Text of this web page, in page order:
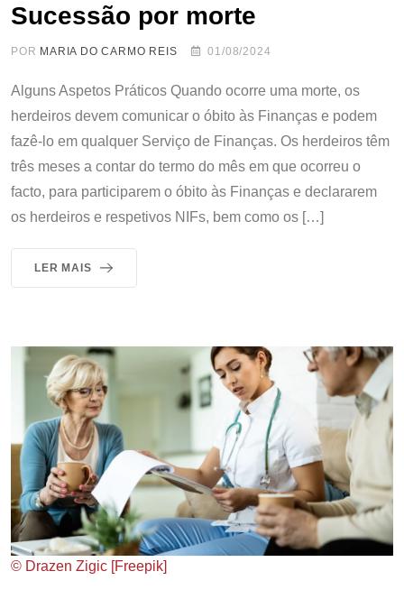
Sucessão por morte
POR MARIA DO CARMO REIS 01/08/2024
Alguns Aspetos Práticos Quando ocorre uma morte, os
herdeiros devem comunicar o óbito às Finanças e podem
fazê-lo em qualquer Serviço de Finanças. Os herdeiros têm
três meses a contar do termo do mês em que ocorreu o
facto, para participarem o óbito às Finanças e declararem
os herdeiros e respetivos NIFs, bem como os […]
LER MAIS
© Drazen Zigic [Freepik]